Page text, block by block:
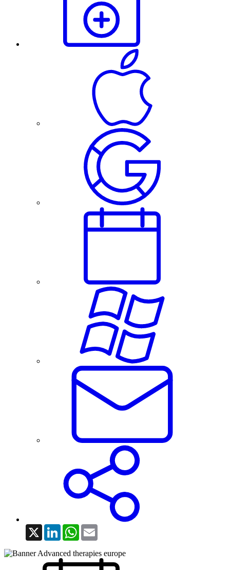
X LinkedInWhatsApp